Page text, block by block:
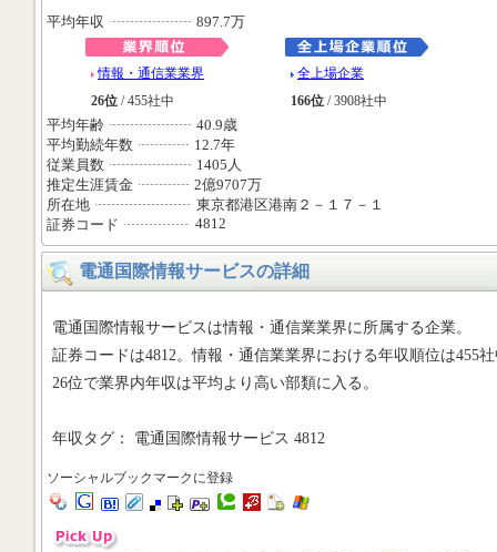
平均年収 897.7万
情報・通信業業界
26位 / 455社中
全上場企業
166位 / 3908社中
平均年齢
40.9歳
平均勤続年数
12.7年
従業員数
1405人
推定生涯賃金
2億9707万
所在地
東京都港区港南２－１７－１
証券コード
4812
電通国際情報サービスの詳細
電通国際情報サービスは情報・通信業業界に所属する企業。
証券コードは4812。情報・通信業業界における年収順位は455
26位で業界内年収は平均より高い部類に入る。
年収タグ： 電通国際情報サービス 4812
ソーシャルブックマークに登録